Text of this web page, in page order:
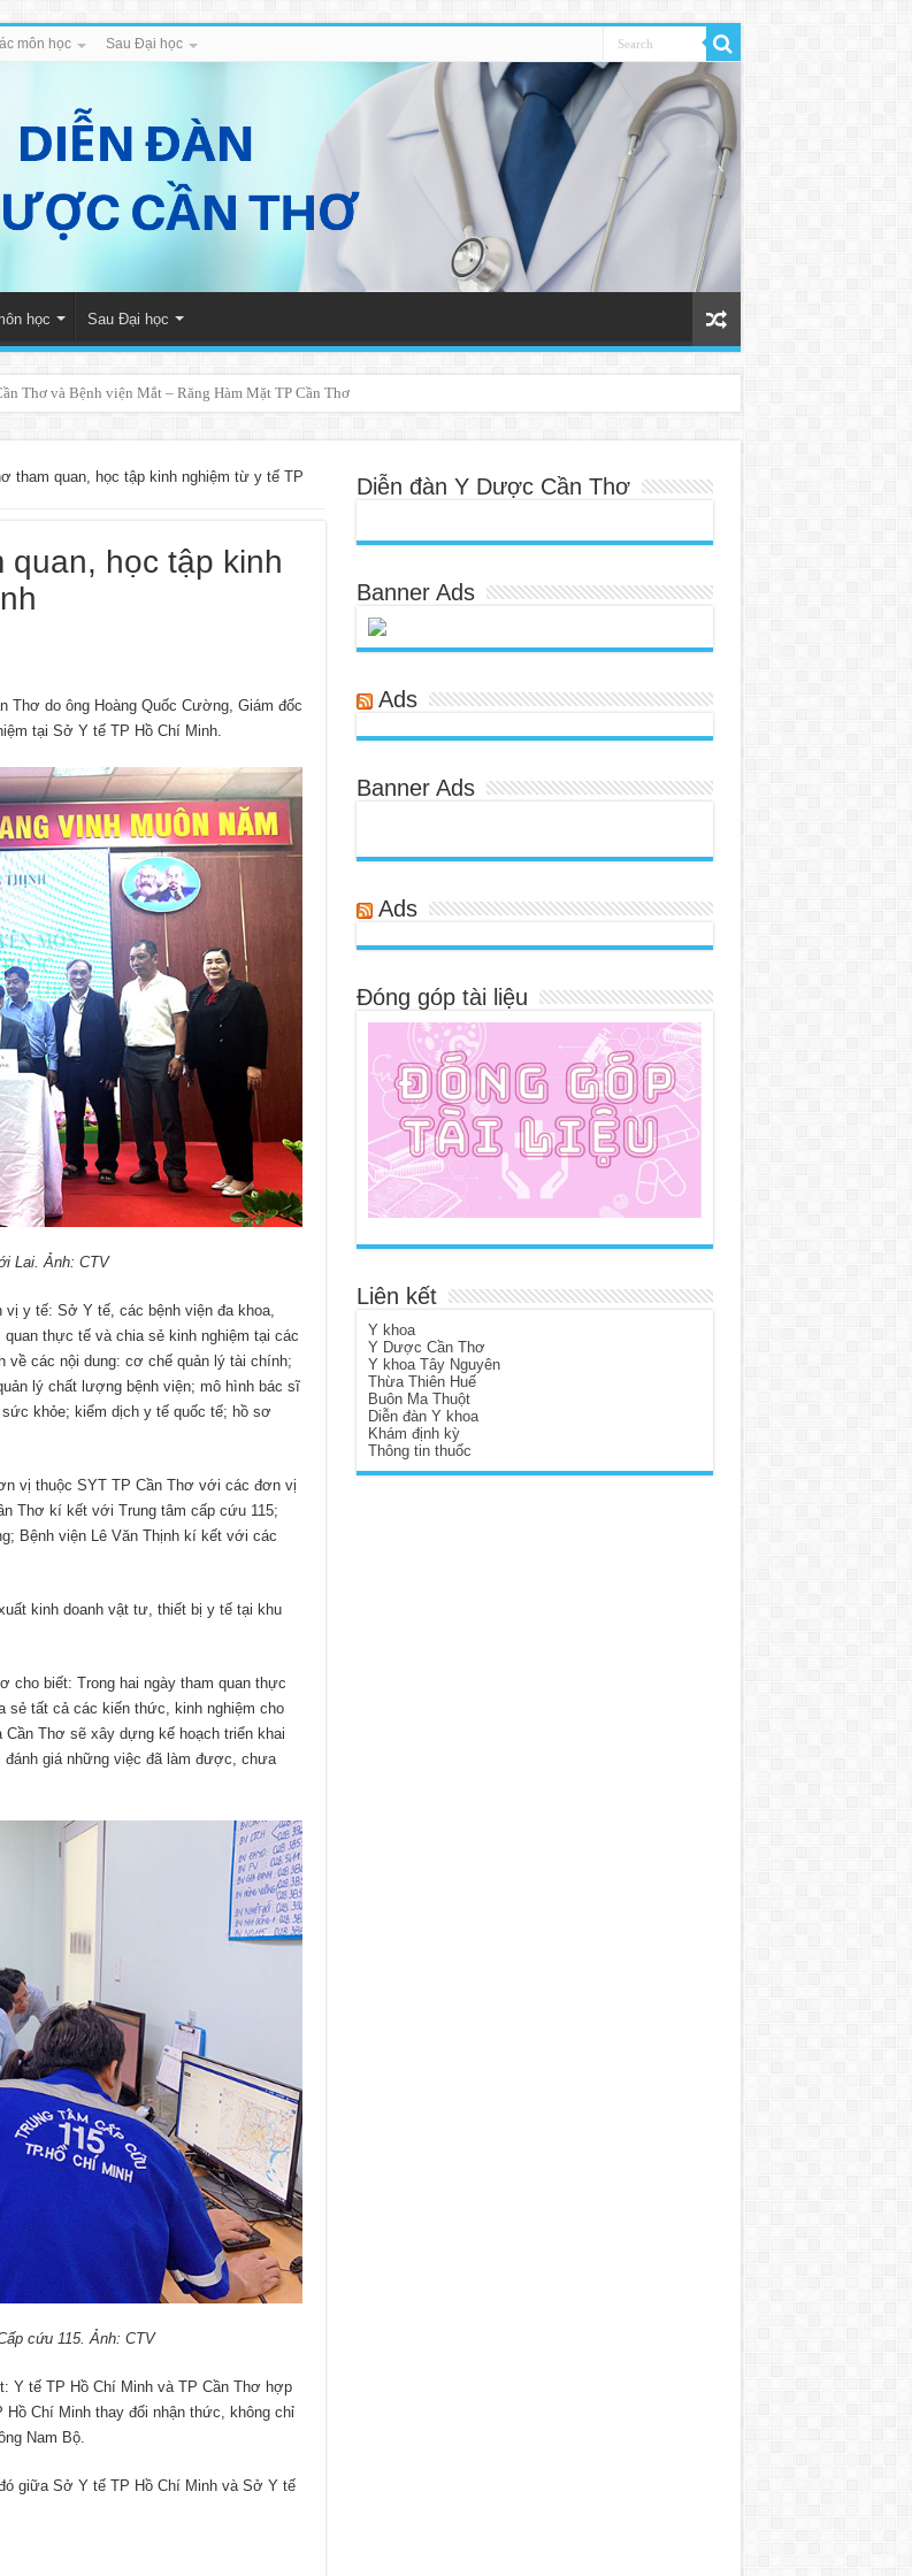
môn học Sau Đại học
học Sau Đại học
Thơ và Bệnh viện Mắt – Răng Hàm Mặt TP Cần Thơ
tham quan, học tập kinh nghiệm từ y tế TP
học tập kinh
Thơ do ông Hoàng Quốc Cường, Giám đốc
tại Sở Y tế TP Hồ Chí Minh.
Lai. Ảnh: CTV
y tế: Sở Y tế, các bệnh viện đa khoa,
thực tế và chia sẻ kinh nghiệm tại các
về các nội dung: cơ chế quản lý tài chính;
lý chất lượng bệnh viện; mô hình bác sĩ
khỏe; kiểm dịch y tế quốc tế; hồ sơ
vị thuộc SYT TP Cần Thơ với các đơn vị
Thơ kí kết với Trung tâm cấp cứu 115;
Bệnh viện Lê Văn Thịnh kí kết với các
kinh doanh vật tư, thiết bị y tế tại khu
cho biết: Trong hai ngày tham quan thực
sẻ tất cả các kiến thức, kinh nghiệm cho
Thơ sẽ xây dựng kế hoạch triển khai
giá những việc đã làm được, chưa
cứu 115. Ảnh: CTV
Y tế TP Hồ Chí Minh và TP Cần Thơ hợp
Chí Minh thay đổi nhận thức, không chỉ
Nam Bộ.
giữa Sở Y tế TP Hồ Chí Minh và Sở Y tế
Diễn đàn Y Dược Cần Thơ
Banner Ads
Ads
Banner Ads
Ads
Đóng góp tài liệu
Liên kết
Y khoa
Y Dược Cần Thơ
Y khoa Tây Nguyên
Thừa Thiên Huế
Buôn Ma Thuột
Diễn đàn Y khoa
Khám định kỳ
Thông tin thuốc